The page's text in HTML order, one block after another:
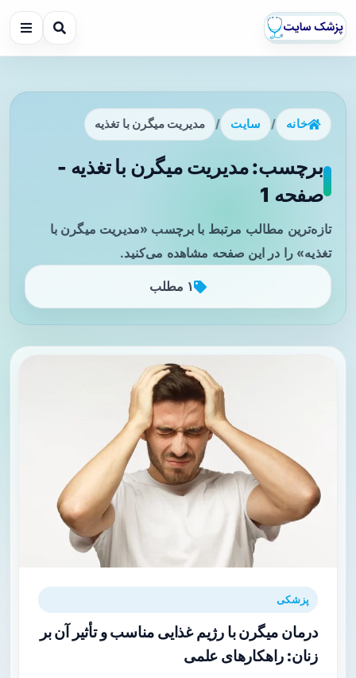
خانه / سایت / مدیریت میگرن با تغذیه
برچسب: مدیریت میگرن با تغذیه -
صفحه 1
تازه‌ترین مطالب مرتبط با برچسب «مدیریت میگرن با
تغذیه» را در این صفحه مشاهده می‌کنید.
۱ مطلب
پزشکی
درمان میگرن با رژیم غذایی مناسب و تأثیر آن بر
زنان: راهکارهای علمی